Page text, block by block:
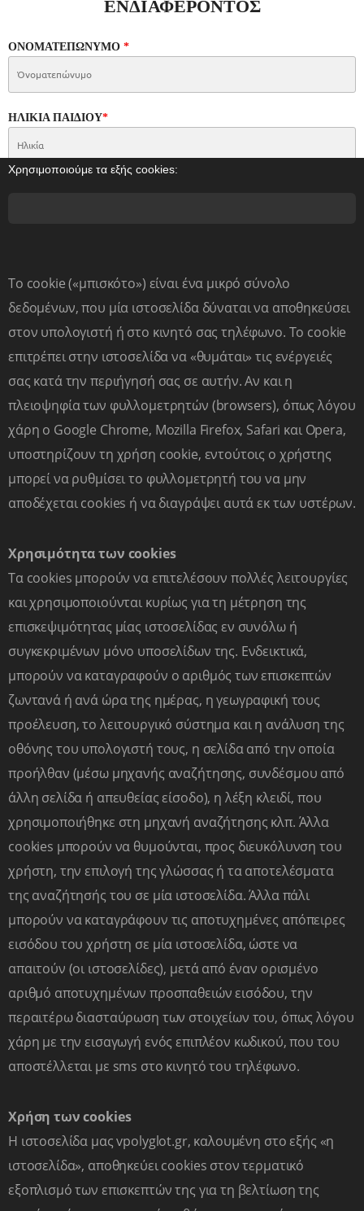
ΕΝΔΙΑΦΕΡΟΝΤΟΣ
ΟΝΟΜΑΤΕΠΩΝΥΜΟ *
ΗΛΙΚΙΑ ΠΑΙΔΙΟΥ*
ΤΗΛΕΦΩΝΟ *
ΕΝΔΙΑΦΕΡΟΜΑΙ ΓΙΑ :*
Αποδέχομαι τους Όρους Χρήσης
ΑΠΟΣΤΟΛΗ
Επικοινωνία
ΕΠΙΚΟΙΝΩΝΙΑ
ΕΓΓΡΑΦΗ ΜΑΘΗΤΩΝ ΜΑΣ
Ξένες Γλώσσες
ΑΓΓΛΙΚΑ
ΓΑΛΛΙΚΑ
ΓΕΡΜΑΝΙΚΑ
ΙΤΑΛΙΚΑ
Δεξιότητες
ΡΟΜΠΟΤΙΚΗ
S.T.E.M.
Χρησιμοποιούμε τα εξής cookies:
Το cookie («μπισκότο») είναι ένα μικρό σύνολο
δεδομένων, που μία ιστοσελίδα δύναται να αποθηκεύσει
στον υπολογιστή ή στο κινητό σας τηλέφωνο. Το cookie
επιτρέπει στην ιστοσελίδα να «θυμάται» τις ενέργειές
σας κατά την περιήγησή σας σε αυτήν. Αν και η
πλειοψηφία των φυλλομετρητών (browsers), όπως λόγου
χάρη ο Google Chrome, Mozilla Firefox, Safari και Opera,
υποστηρίζουν τη χρήση cookie, εντούτοις ο χρήστης
μπορεί να ρυθμίσει το φυλλομετρητή του να μην
αποδέχεται cookies ή να διαγράψει αυτά εκ των υστέρων.
Χρησιμότητα των cookies
Τα cookies μπορούν να επιτελέσουν πολλές λειτουργίες
και χρησιμοποιούνται κυρίως για τη μέτρηση της
επισκεψιμότητας μίας ιστοσελίδας εν συνόλω ή
συγκεκριμένων μόνο υποσελίδων της. Ενδεικτικά,
μπορούν να καταγραφούν ο αριθμός των επισκεπτών
ζωντανά ή ανά ώρα της ημέρας, η γεωγραφική τους
προέλευση, το λειτουργικό σύστημα και η ανάλυση της
οθόνης του υπολογιστή τους, η σελίδα από την οποία
προήλθαν (μέσω μηχανής αναζήτησης, συνδέσμου από
άλλη σελίδα ή απευθείας είσοδο), η λέξη κλειδί, που
χρησιμοποιήθηκε στη μηχανή αναζήτησης κλπ. Άλλα
cookies μπορούν να θυμούνται, προς διευκόλυνση του
χρήστη, την επιλογή της γλώσσας ή τα αποτελέσματα
της αναζήτησής του σε μία ιστοσελίδα. Άλλα πάλι
μπορούν να καταγράφουν τις αποτυχημένες απόπειρες
εισόδου του χρήστη σε μία ιστοσελίδα, ώστε να
απαιτούν (οι ιστοσελίδες), μετά από έναν ορισμένο
αριθμό αποτυχημένων προσπαθειών εισόδου, την
περαιτέρω διασταύρωση των στοιχείων του, όπως λόγου
χάρη με την εισαγωγή ενός επιπλέον κωδικού, που του
αποστέλλεται με sms στο κινητό του τηλέφωνο.
Χρήση των cookies
Η ιστοσελίδα μας vpolyglot.gr, καλουμένη στο εξής «η
ιστοσελίδα», αποθηκεύει cookies στον τερματικό
εξοπλισμό των επισκεπτών της για τη βελτίωση της